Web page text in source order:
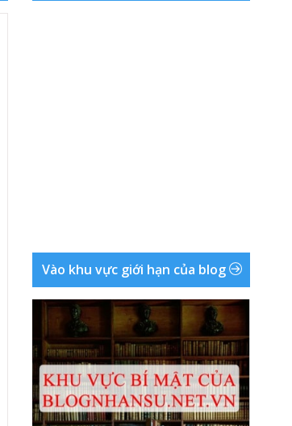
Vào khu vực giới hạn của blog